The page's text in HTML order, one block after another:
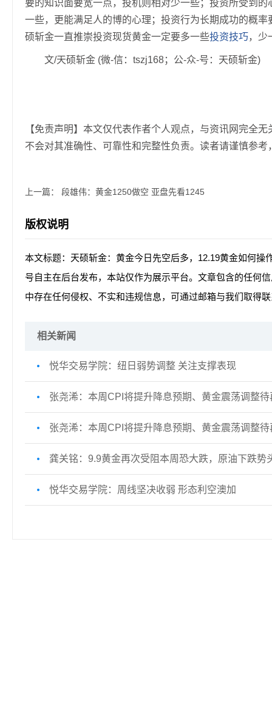
要的知识面要宽一点，投机则相对少一些；投资所受到
一些，更能满足人的博的心理；投资行为长期成功的概
硕斩金一直推崇投资现货黄金一定要多一些投资技巧，少
文/天硕斩金 (微-信：tszj168；公-众-号：天硕斩金)
【免责声明】本文仅代表作者个人观点，与资讯网完全
不会对其准确性、可靠性和完整性负责。读者请谨慎参
上一篇： 段雄伟：黄金1250做空 亚盘先看1245
版权说明
本文标题：天硕斩金：黄金今日先空后多，12.19黄金如何操
号自主在后台发布，本站仅作为展示平台。文章包含的任何
中存在任何侵权、不实和违规信息，可通过邮箱与我们取得
相关新闻
悦华交易学院：纽日弱势调整 关注支撑表现
张尧浠：本周CPI将提升降息预期、黄金震荡调整待
张尧浠：本周CPI将提升降息预期、黄金震荡调整待
龚关铭：9.9黄金再次受阻本周恐大跌，原油下跌势
悦华交易学院：周线坚决收弱 形态利空澳加